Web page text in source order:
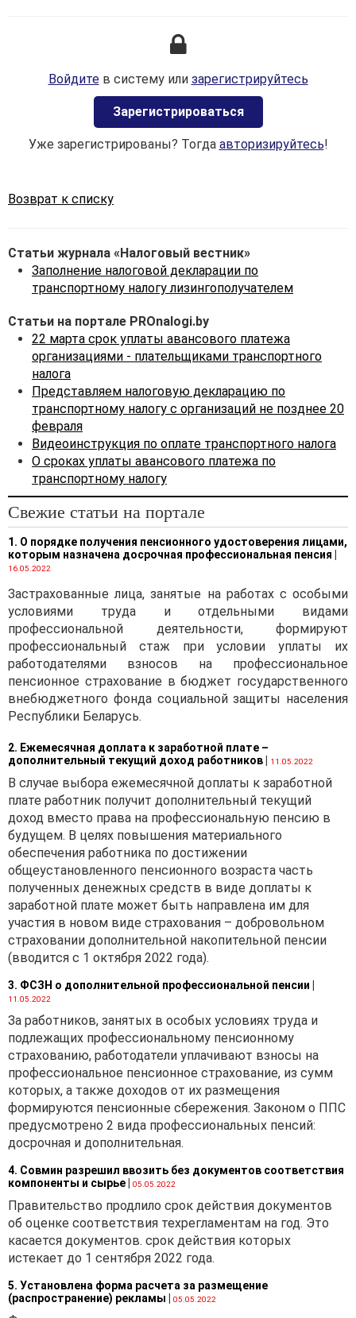
Министерства финансов
Республики Беларусь от
на учет организации (код
платежа 3113);
· по месту жительства
платежа 3114).
Войдитев систему или зарегистрируйтесь
Зaрегистрироваться
Уже зарегистрированы? Тогда авторизируйтесь!
Возврат к списку
Статьи журнала «Налоговый вестник»
Заполнение налоговой декларации по
транспортному налогу лизингополучателем
Статьи на портале PROnalogi.by
22 марта срок уплаты авансового платежа
организациями - плательщиками транспортного
налога
Представляем налоговую декларацию по
транспортному налогу с организаций не позднее 20
февраля
Видеоинструкция по оплате транспортного налога
О сроках уплаты авансового платежа по
транспортному налогу
Свежие статьи на портале
1. О порядке получения пенсионного удостоверения лицами,
которым назначена досрочная профессиональная пенсия
16.05.2022
Застрахованные лица, занятые на работах с особыми
условиями труда и отдельными видами
профессиональной деятельности, формируют
профессиональный стаж при условии уплаты их
работодателями взносов на профессиональное
пенсионное страхование в бюджет государственного
внебюджетного фонда социальной защиты населения
Республики Беларусь.
2. Ежемесячная доплата к заработной плате –
дополнительный текущий доход работников
11.05.2022
В случае выбора ежемесячной доплаты к заработной
плате работник получит дополнительный текущий
доход вместо права на профессиональную пенсию в
будущем. В целях повышения материального
обеспечения работника по достижении
общеустановленного пенсионного возраста часть
полученных денежных средств в виде доплаты к
заработной плате может быть направлена им для
участия в новом виде страхования – добровольном
страховании дополнительной накопительной пенсии
(вводится с 1 октября 2022 года).
3. ФСЗН о дополнительной профессиональной пенсии
11.05.2022
За работников, занятых в особых условиях труда и
подлежащих профессиональному пенсионному
страхованию, работодатели уплачивают взносы на
профессиональное пенсионное страхование, из сумм
которых, а также доходов от их размещения
формируются пенсионные сбережения. Законом о ППС
предусмотрено 2 вида профессиональных пенсий:
досрочная и дополнительная.
4. Совмин разрешил ввозить без документов соответствия
компоненты и сырье
05.05.2022
Правительство продлило срок действия документов
об оценке соответствия техрегламентам на год. Это
касается документов. срок действия которых
истекает до 1 сентября 2022 года.
5. Установлена форма расчета за размещение
(распространение) рекламы
05.05.2022